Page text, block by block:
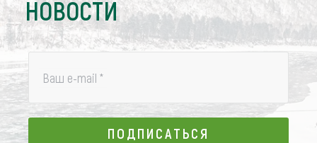
НОВОСТИ
Ваш e-mail *
ПОДПИСАТЬСЯ